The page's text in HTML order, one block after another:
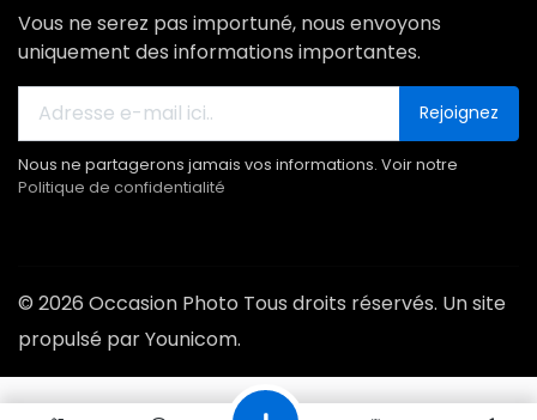
Vous ne serez pas importuné, nous envoyons
uniquement des informations importantes.
Rejoignez
Nous ne partagerons jamais vos informations. Voir notre
Politique de confidentialité
© 2026 Occasion Photo Tous droits réservés. Un site
propulsé par Younicom.